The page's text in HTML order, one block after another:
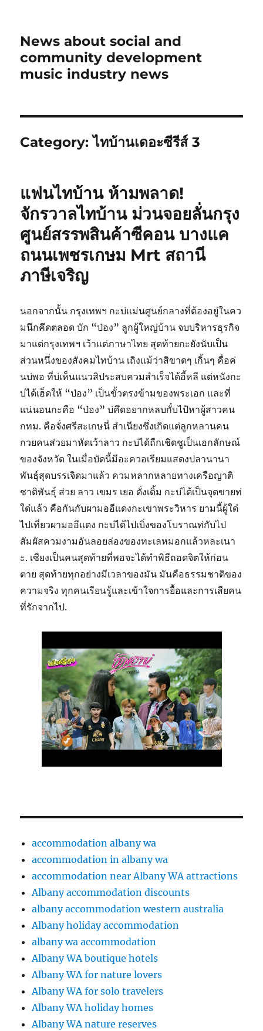
News about social and
community development
music industry news
Category:ไทบ้านเดอะซีรีส์ 3
แฟนไทบ้าน ห้ามพลาด!
จักรวาลไทบ้าน ม่วนจอยลั่นกรุง
ศูนย์สรรพสินค้าซีคอน บางแค
ถนนเพชรเกษม Mrt สถานี
ภาษีเจริญ
นอกจากนั้น กรุงเทพฯ กะบ่แม่นศูนย์กลางที่ต้องอยู่ในคว
มนึกคึดตลอด บัก “ป่อง” ลูกผู้ใหญ่บ้าน จบบริหารธุรกิจ
มาแต่กรุงเทพฯ เว้าแต่ภาษาไทย สุดท้ายกะยังนับเป็น
ส่วนหนึ่งของสังคมไทบ้าน เถิงแม้ว่าสิขาดๆ เกิ้นๆ คื่อค่
นบ่พอ ที่บ่เห็นแนวสิประสบควมสำเร็จได้อี้หลี แต่หนังกะ
บ่ได้เฮ็ดให้ “ป่อง” เป็นขั้วตรงข้ามของพระเอก และที่
แน่นอนกะคือ “ป่อง” บ่คึดอยากหลบกั๋บไป้หาผู้สาวคน
กทม. คือจั่งศรีสะเกษนี่ สำเนียงซึ่งเกิดแต่ลูกหลานคน
กวยคนส่วยมาหัดเว้าลาว กะบ่ได้ถืกเชิดชูเป็นเอกลักษณ์
ของจังหวัด ในเมื่อบัดนี้มีอะควอเรียมแสดงปลานานา
พันธุ์สุดบรรเจิดมาแล้ว ควมหลากหลายทางเครือญาติ
ชาติพันธุ์ ส่วย ลาว เขมร เยอ ดั่งเดิ้ม กะบ่ได้เป็นจุดขายท่
ใด๋แล้ว คือกันกับผามออีแดงกะเขาพระวิหาร ยามนี้ผู้ใด๋
ไปเที่ยวผามออีแดง กะบ่ได้ไปเบิ่งของโบราณท่กับไป
สัมผัสควมงามอันลอยล่องของทะเลหมอกแล้วหละเนา
ะ. เซียงเป็นคนสุดท้ายที่พอจะได้ทำพิธีถอดจิตให้ก่อน
ตาย สุดท้ายทุกอย่างมีเวลาของมัน มันคือธรรมชาติของ
ความจริง ทุกคนเรียนรู้และเข้าใจการยื้อและการเสียคน
ที่รักจากไป.
accommodation albany wa
accommodation in albany wa
accommodation near Albany WA attractions
Albany accommodation discounts
albany accommodation western australia
Albany holiday accommodation
albany wa accommodation
Albany WA boutique hotels
Albany WA for nature lovers
Albany WA for solo travelers
Albany WA holiday homes
Albany WA nature reserves